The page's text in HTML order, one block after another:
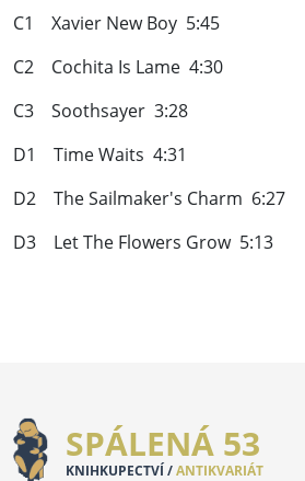
C1 Xavier New Boy 5:45
C2 Cochita Is Lame 4:30
C3 Soothsayer 3:28
D1 Time Waits 4:31
D2 The Sailmaker's Charm 6:27
D3 Let The Flowers Grow 5:13
SPÁLENÁ 53
KNIHKUPECTVÍ /ANTIKVARIÁT